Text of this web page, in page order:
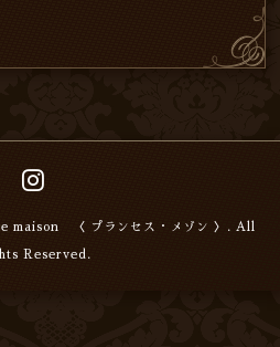
maison 〈 プランセス・メゾン 〉 . All
Reserved.